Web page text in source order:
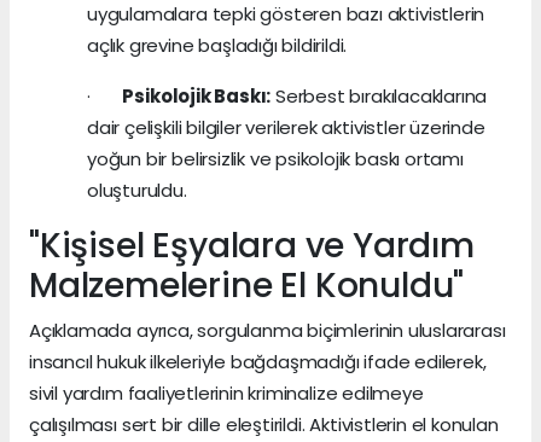
uygulamalara tepki gösteren bazı aktivistlerin
açlık grevine başladığı bildirildi.
· Psikolojik Baskı:Serbest bırakılacaklarına
dair çelişkili bilgiler verilerek aktivistler üzerinde
yoğun bir belirsizlik ve psikolojik baskı ortamı
oluşturuldu.
"Kişisel Eşyalara ve Yardım
Malzemelerine El Konuldu"
Açıklamada ayrıca, sorgulanma biçimlerinin uluslararası
insancıl hukuk ilkeleriyle bağdaşmadığı ifade edilerek,
sivil yardım faaliyetlerinin kriminalize edilmeye
çalışılması sert bir dille eleştirildi. Aktivistlerin el konulan